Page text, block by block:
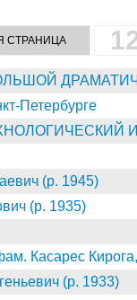
СТРАНИЦА
Петербурге
(р. 1945)
(р. 1935)
Касарес
(р. 1933)